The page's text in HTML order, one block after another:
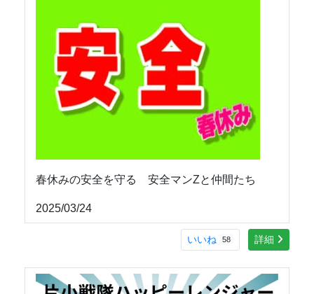
春休みの安全を守る 安全マンZと仲間たち
2025/03/24
いいね 58 詳細